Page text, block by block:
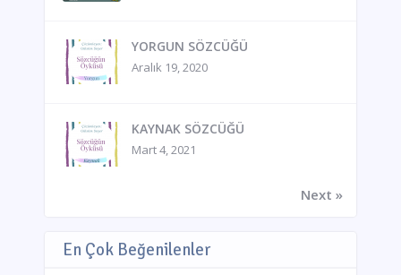
YORGUN SÖZCÜĞÜ
Aralık 19, 2020
KAYNAK SÖZCÜĞÜ
Mart 4, 2021
Next »
En Çok Beğenilenler